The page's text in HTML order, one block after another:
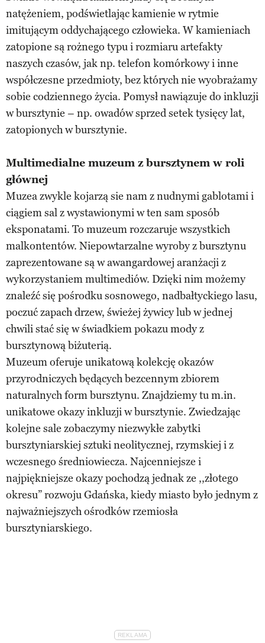
natężeniem, podświetlając kamienie w rytmie
imitującym oddychającego człowieka. W kamieniach
zatopione są rożnego typu i rozmiaru artefakty
naszych czasów, jak np. telefon komórkowy i inne
współczesne przedmioty, bez których nie wyobrażamy
sobie codziennego życia. Pomysł nawiązuje do inkluzji
w bursztynie – np. owadów sprzed setek tysięcy lat,
zatopionych w bursztynie.
Multimedialne muzeum z bursztynem w roli
głównej
Muzea zwykle kojarzą sie nam z nudnymi gablotami i
ciągiem sal z wystawionymi w ten sam sposób
eksponatami. To muzeum rozczaruje wszystkich
malkontentów. Niepowtarzalne wyroby z bursztynu
zaprezentowane są w awangardowej aranżacji z
wykorzystaniem multimediów. Dzięki nim możemy
znaleźć się pośrodku sosnowego, nadbałtyckiego lasu,
poczuć zapach drzew, świeżej żywicy lub w jednej
chwili stać się w świadkiem pokazu mody z
bursztynową biżuterią.
Muzeum oferuje unikatową kolekcję okazów
przyrodniczych będących bezcennym zbiorem
naturalnych form bursztynu. Znajdziemy tu m.in.
unikatowe okazy inkluzji w bursztynie. Zwiedzając
kolejne sale zobaczymy niezwykłe zabytki
bursztyniarskiej sztuki neolitycznej, rzymskiej i z
wczesnego średniowiecza. Najcenniejsze i
najpiękniejsze okazy pochodzą jednak ze ,,złotego
okresu” rozwoju Gdańska, kiedy miasto było jednym z
najważniejszych ośrodków rzemiosła
bursztyniarskiego.